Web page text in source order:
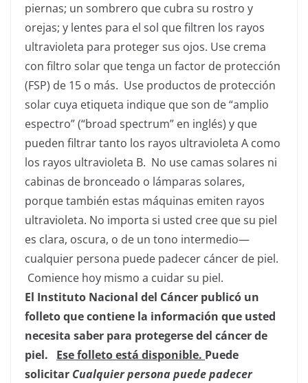
piernas; un sombrero que cubra su rostro y
orejas; y lentes para el sol que filtren los rayos
ultravioleta para proteger sus ojos. Use crema
con filtro solar que tenga un factor de protección
(FSP) de 15 o más. Use productos de protección
solar cuya etiqueta indique que son de “amplio
espectro” (“broad spectrum” en inglés) y que
pueden filtrar tanto los rayos ultravioleta A como
los rayos ultravioleta B. No use camas solares ni
cabinas de bronceado o lámparas solares,
porque también estas máquinas emiten rayos
ultravioleta. No importa si usted cree que su piel
es clara, oscura, o de un tono intermedio—
cualquier persona puede padecer cáncer de piel.
Comience hoy mismo a cuidar su piel.
El Instituto Nacional del Cáncer publicó un
folleto que contiene la información que usted
necesita saber para protegerse del cáncer de
piel.
Ese folleto está disponible. Puede
solicitar Cualquier persona puede padecer